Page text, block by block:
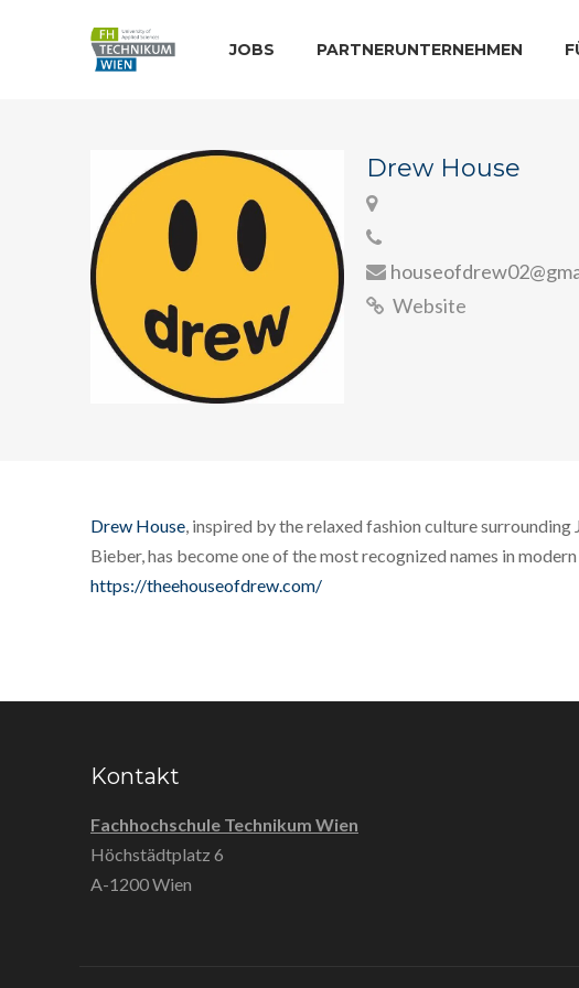
JOBS PARTNERUNTERNEHMEN
Drew House
Website
Drew House, inspired by the relaxed fashion culture surrounding
Bieber, has become one of the most recognized names in
https://theehouseofdrew.com/
Kontakt
Fachhochschule Technikum Wien
Höchstädtplatz 6
A-1200 Wien